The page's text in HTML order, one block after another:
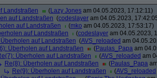
Landstraßen (Lazy Jones am 04.05.2023, 17:12:11)
auf Landstraßen (codeslayer am 04.05.2023,
auf Landstraßen
(mko am 04.05.2023, 17:53:17)
auf Landstraßen
(codeslayer am 04.05.2023,
Überholen auf Landstraßen (AVS_reloaded am
Überholen auf Landstraßen
(Paulas_Papa am
Überholen auf Landstraßen
(AVS_reloaded am
Re(8): Überholen auf Landstraßen
(Paulas_Papa
Re(9): Überholen auf Landstraßen
(AVS_reloaded